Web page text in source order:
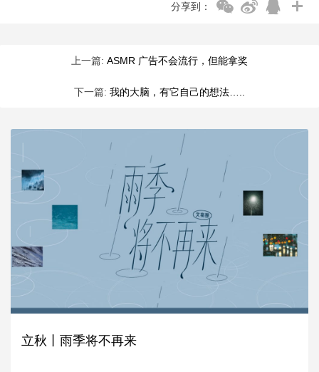
分享到：
上一篇: ASMR 广告不会流行，但能拿奖
下一篇: 我的大脑，有它自己的想法…..
立秋丨雨季将不再来